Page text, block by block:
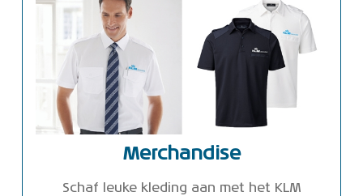
Merchandise
Schaf leuke kleding aan met het KLM